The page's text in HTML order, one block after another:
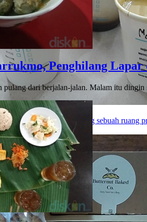
kali, di kepala saya langsung sebuah
Penghilang
dari berjalan-jalan. Malam itu dingin